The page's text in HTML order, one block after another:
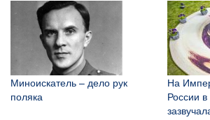
Миноискатель – дело рук
поляка
На
России